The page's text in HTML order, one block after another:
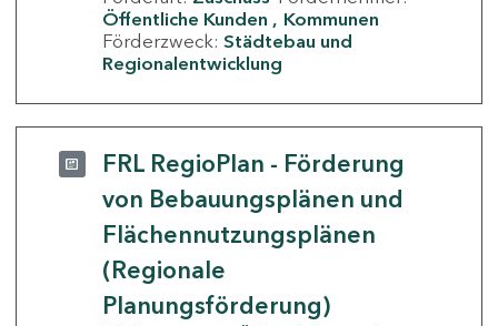
Öffentliche Kunden
Kommunen
Förderzweck: Städtebau und
Regionalentwicklung
FRL RegioPlan - Förderung
von Bebauungsplänen und
Flächennutzungsplänen
(Regionale
Planungsförderung)